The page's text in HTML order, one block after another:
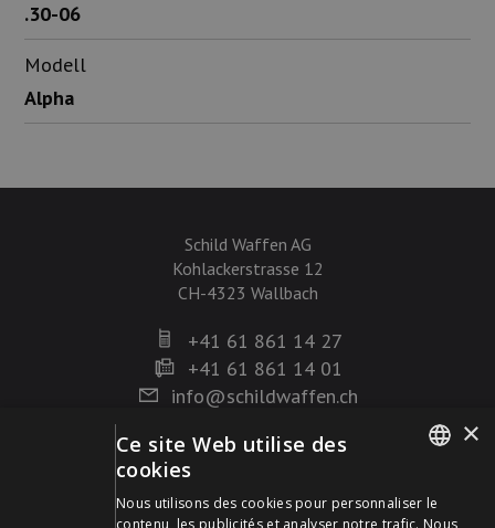
.30-06
Modell
Alpha
Schild Waffen AG
Kohlackerstrasse 12
CH-4323 Wallbach
+41 61 861 14 27
+41 61 861 14 01
info@schildwaffen.ch
Mode de paiement
×
Ce site Web utilise des
cookies
Nous utilisons des cookies pour personnaliser le
contenu, les publicités et analyser notre trafic. Nous